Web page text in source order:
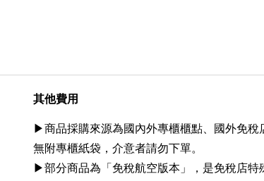
其他費用
▶︎商品採購來源為國內外專櫃櫃點、國外免稅
無附專櫃紙袋，介意者請勿下單。
▶︎部分商品為「免稅航空版本」，是免稅店特